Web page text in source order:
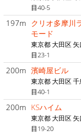
目40-5
197m クリオ多摩川
モード
東京都 大田区
目23-1
200m 濱崎屋ビル
東京都 大田区
目40-1
200m KSハイム
東京都 大田区
目19-20